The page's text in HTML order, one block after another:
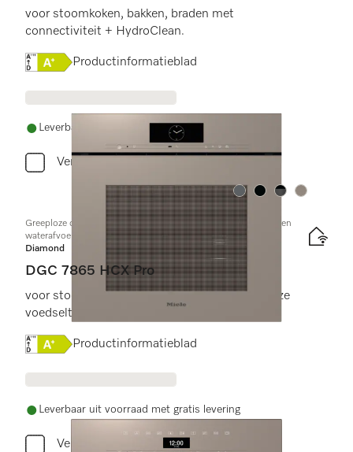
voor stoomkoken, bakken, braden met
connectiviteit + HydroClean.
Online Label Flag, Energielabel
Productinformatieblad
Leverbaar uit voorraad met gratis levering
Vergelijken
Kleur:Kleur:Kleur:Kleur:
Greeploze combi-stoomoven met aansluiting voor vers water en
waterafvoer
Diamond
DGC 7865 HCX Pro
voor stoomkoken, bakken, braden met draadloze
voedselthermometer + HydroClean.
Online Label Flag, Energielabel
Productinformatieblad
Leverbaar uit voorraad met gratis levering
Vergelijken